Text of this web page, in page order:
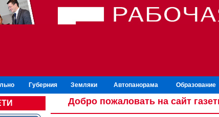
Губерния Земляки Автопанорама Образование
Добро пожаловать на сайт